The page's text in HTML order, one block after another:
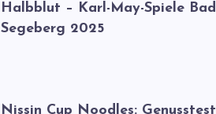
Halbblut – Karl-May-Spiele Bad
Segeberg 2025
Nissin Cup Noodles: Genusstest